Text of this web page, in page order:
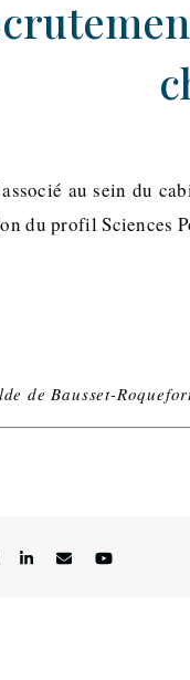
au sein du
du profil Sciences
de Bausset-